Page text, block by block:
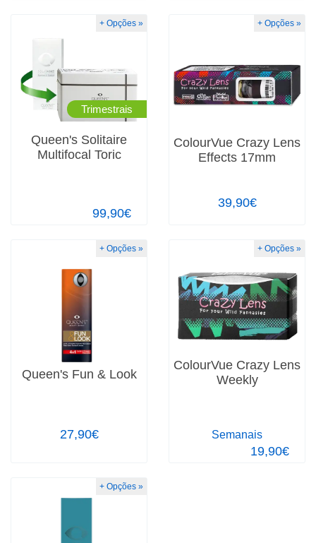
Queen's Solitaire
Multifocal Toric
99,90€
Trimestrais
+ Opções »
ColourVue Crazy Lens
Effects 17mm
39,90€
+ Opções »
Queen's Fun & Look
27,90€
+ Opções »
ColourVue Crazy Lens
Weekly
19,90€
Semanais
+ Opções »
+ Opções »